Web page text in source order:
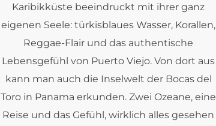
Karibikküste beeindruckt mit ihrer ganz
eigenen Seele: türkisblaues Wasser, Korallen,
Reggae-Flair und das authentische
Lebensgefühl von Puerto Viejo. Von dort aus
kann man auch die Inselwelt der Bocas del
Toro in Panama erkunden. Zwei Ozeane, eine
Reise und das Gefühl, wirklich alles gesehen